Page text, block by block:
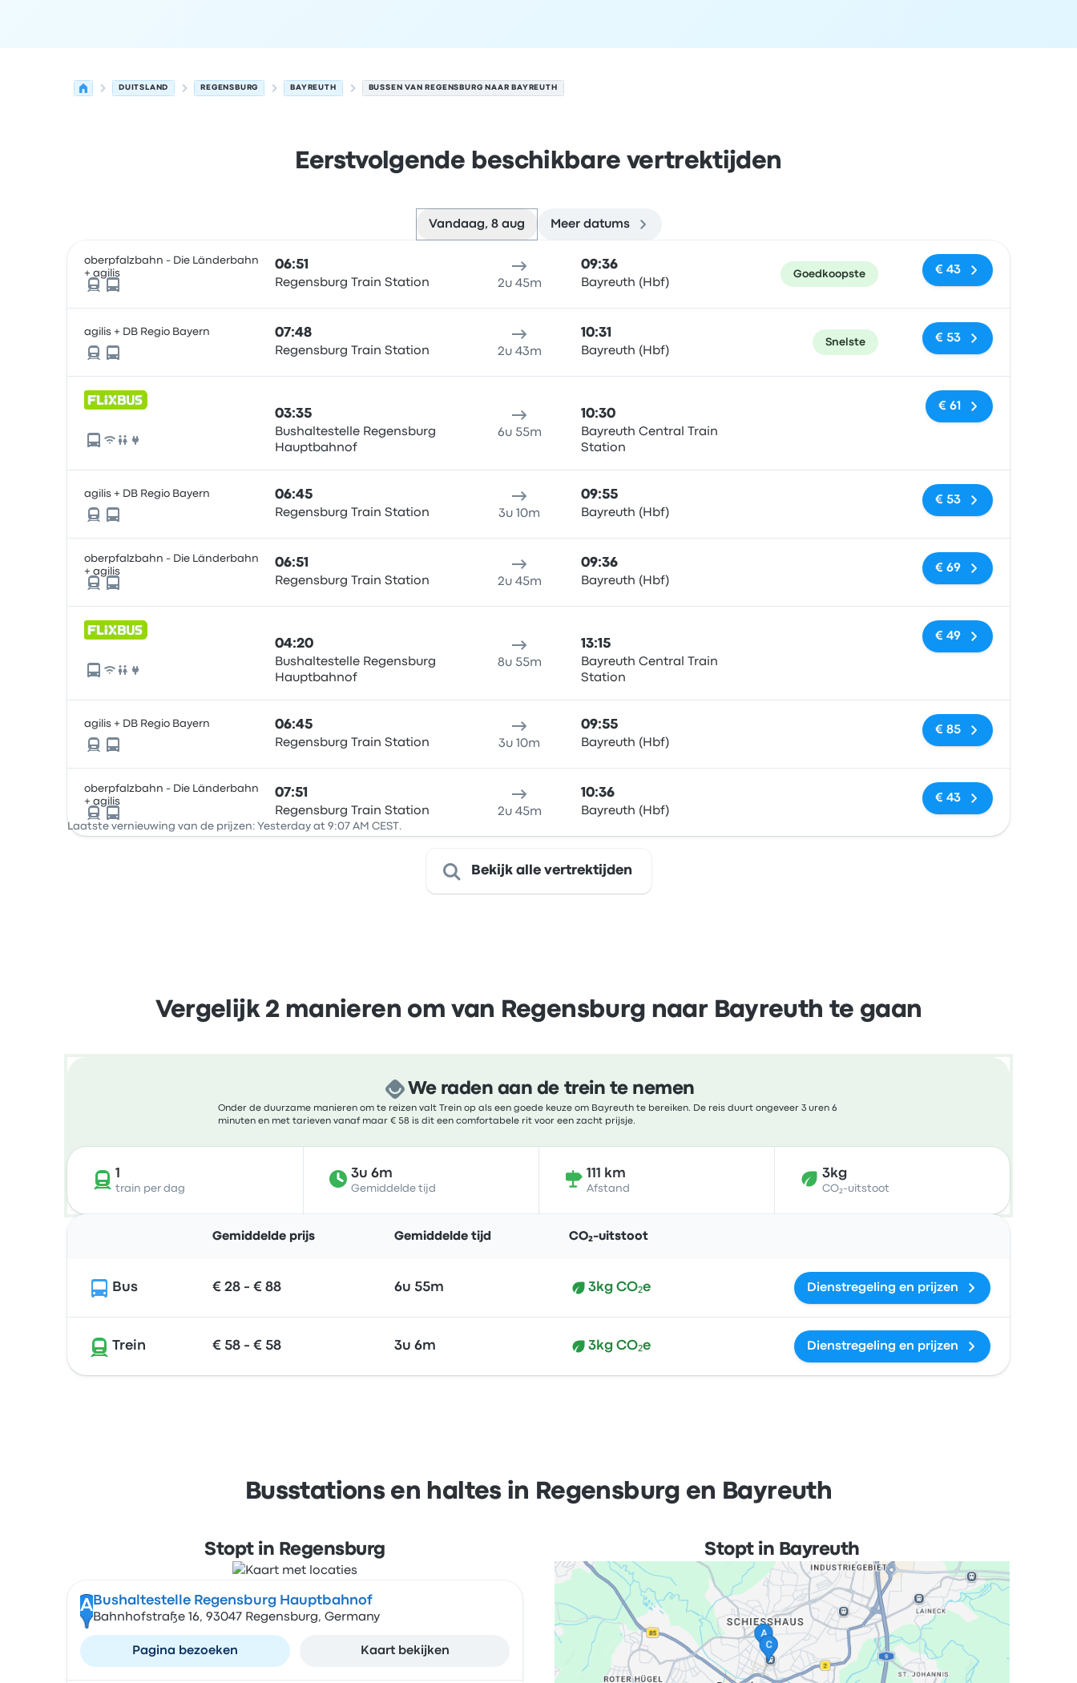
DUITSLAND REGENSBURG BAYREUTH BUSSEN VAN REGENSBURG NAAR BAYREUTH
Eerstvolgende beschikbare vertrektijden
Vandaag, 8 aug Meer datums
oberpfalzbahn - Die Länderbahn
+ agilis
06:51
Regensburg Train Station 2u 45m
09:36
Bayreuth (Hbf)
Goedkoopste € 43
agilis + DB Regio Bayern 07:48
Regensburg Train Station 2u 43m
10:31
Bayreuth (Hbf)
Snelste € 53
03:35
Bushaltestelle Regensburg
Hauptbahnof
6u 55m
10:30
Bayreuth Central Train
Station
Geen tags
€ 61
agilis + DB Regio Bayern 06:45
Regensburg Train Station 3u 10m
09:55
Bayreuth (Hbf)
Geen tags
€ 53
oberpfalzbahn - Die Länderbahn
+ agilis
06:51
Regensburg Train Station 2u 45m
09:36
Bayreuth (Hbf)
Geen tags
€ 69
04:20
Bushaltestelle Regensburg
Hauptbahnof
8u 55m
13:15
Bayreuth Central Train
Station
Geen tags
€ 49
agilis + DB Regio Bayern 06:45
Regensburg Train Station 3u 10m
09:55
Bayreuth (Hbf)
Geen tags
€ 85
oberpfalzbahn - Die Länderbahn
+ agilis
07:51
Regensburg Train Station 2u 45m
10:36
Bayreuth (Hbf)
Geen tags
€ 43
Laatste vernieuwing van de prijzen: Yesterday at 9:07 AM CEST.
Bekijk alle vertrektijden
Vergelijk 2 manieren om van Regensburg naar Bayreuth te gaan
We raden aan de trein te nemen
Onder de duurzame manieren om te reizen valt Trein op als een goede keuze om Bayreuth te bereiken. De reis duurt ongeveer 3 uren 6
minuten en met tarieven vanaf maar € 58 is dit een comfortabele rit voor een zacht prijsje.
1
train per dag
3u 6m
Gemiddelde tijd
111 km
Afstand
3kg
CO₂-uitstoot
Gemiddelde prijs Gemiddelde tijd CO₂-uitstoot
Bus € 28 - € 88 6u 55m 3kg CO₂e Dienstregeling en prijzen
Trein € 58 - € 58 3u 6m 3kg CO₂e Dienstregeling en prijzen
Busstations en haltes in Regensburg en Bayreuth
Stopt in Regensburg
A Bushaltestelle Regensburg Hauptbahnof
Bahnhofstraße 16, 93047 Regensburg, Germany
Pagina bezoeken Kaart bekijken
Stopt in Bayreuth